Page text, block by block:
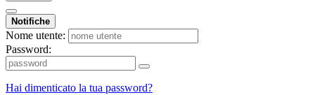
Notifiche
Nome utente:
Password:
Hai dimenticato la tua password?